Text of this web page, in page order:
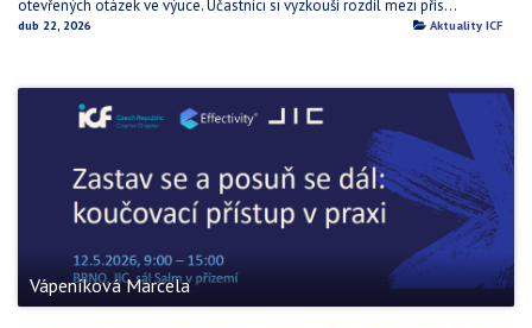
otevřených otázek ve výuce. Účastníci si vyzkouší rozdíl mezi přís...
dub 22, 2026 Aktuality ICF
Vápeníková Marcela